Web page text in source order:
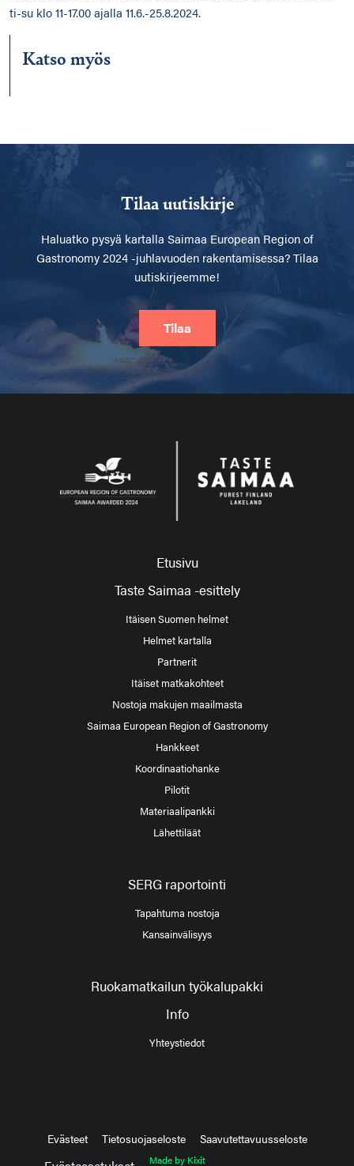
ti-su klo 11-17.00 ajalla 11.6.-25.8.2024.
Katso myös
Tilaa uutiskirje
Haluatko pysyä kartalla Saimaa European Region of
Gastronomy 2024 -juhlavuoden rakentamisessa? Tilaa
uutiskirjeemme!
Tilaa
Etusivu
Taste Saimaa -esittely
Itäisen Suomen helmet
Helmet kartalla
Partnerit
Itäiset matkakohteet
Nostoja makujen maailmasta
Saimaa European Region of Gastronomy
Hankkeet
Koordinaatiohanke
Pilotit
Materiaalipankki
Lähettiläät
SERG raportointi
Tapahtuma nostoja
Kansainvälisyys
Ruokamatkailun työkalupakki
Info
Yhteystiedot
Evästeet Tietosuojaseloste Saavutettavuusseloste
Made by Kixit